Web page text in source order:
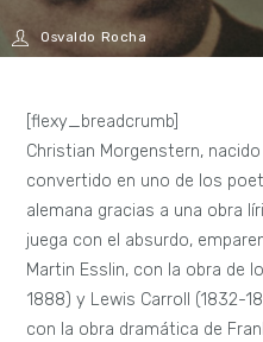
Osvaldo Rocha
[flexy_breadcrumb]
Christian Morgenstern, nacido
convertido en uno de los
alemana gracias a una obra
juega con el absurdo,
Martin Esslin, con la obra de
1888) y Lewis Carroll (1832-
con la obra dramática de